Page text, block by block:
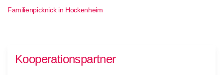
Familienpicknick in Hockenheim
Kooperationspartner